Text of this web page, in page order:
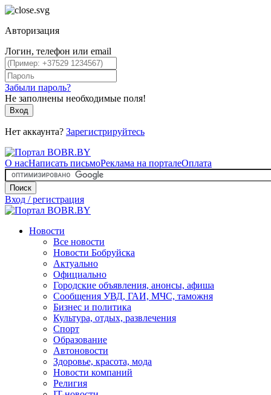
Авторизация
Логин, телефон или email
Забыли пароль?
Не заполнены необходимые поля!
Вход
Нет аккаунта? Зарегистрируйтесь
О насНаписать письмоРеклама на порталеОплата
Поиск
Вход / регистрация
Новости
Все новости
Новости Бобруйска
Актуально
Официально
Городские объявления, анонсы, афиша
Сообщения УВД, ГАИ, МЧС, таможня
Бизнес и политика
Культура, отдых, развлечения
Спорт
Образование
Автоновости
Здоровье, красота, мода
Новости компаний
Религия